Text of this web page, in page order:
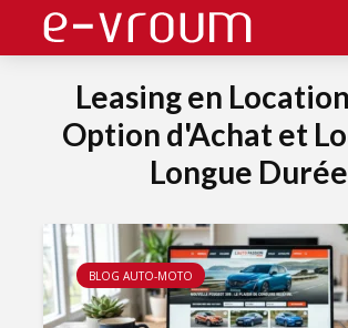
Leasing en
Option d'Achat et
Longue Durée
BLOG AUTO-MOTO